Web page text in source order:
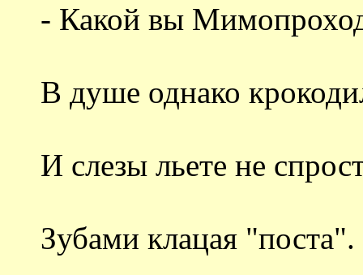
- Какой вы
В душе однако
И слезы льете не
Зубами клацая "поста".